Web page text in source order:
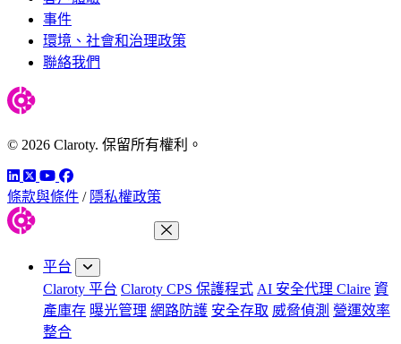
事件
環境、社會和治理政策
聯絡我們
© 2026 Claroty. 保留所有權利。
LinkedIn
TwitterYouTube
Facebook
條款與條件 / 隱私權政策
平台
Claroty 平台 Claroty CPS 保護程式 AI 安全代理 Claire 資
產庫存 曝光管理 網路防護 安全存取 威脅偵測 營運效率
整合